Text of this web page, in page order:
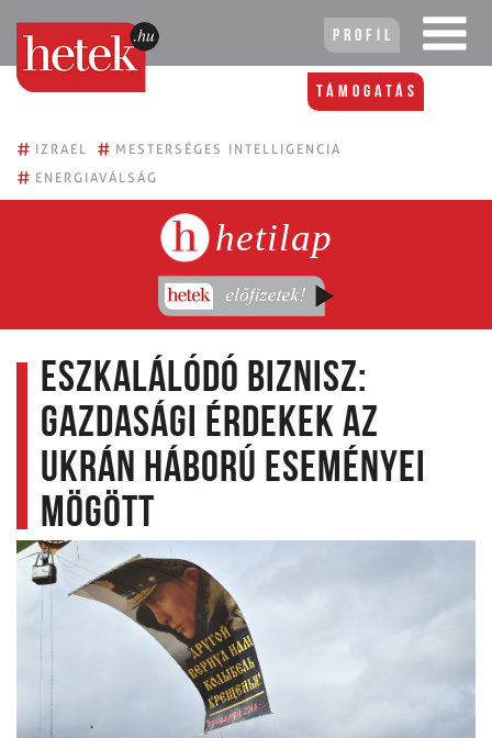
Profil
Támogatás
# IZRAEL # MESTERSÉGES INTELLIGENCIA
# ENERGIAVÁLSÁG
hetilap
Eszkalálódó biznisz:
Gazdasági érdekek az
ukrán háború eseményei
mögött